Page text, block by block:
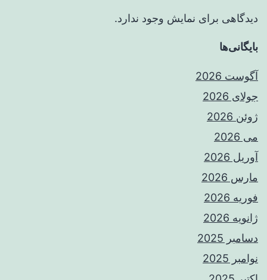
دیدگاهی برای نمایش وجود ندارد.
بایگانی‌ها
آگوست 2026
جولای 2026
ژوئن 2026
می 2026
آوریل 2026
مارس 2026
فوریه 2026
ژانویه 2026
دسامبر 2025
نوامبر 2025